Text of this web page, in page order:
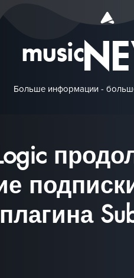
music
Больше информации -